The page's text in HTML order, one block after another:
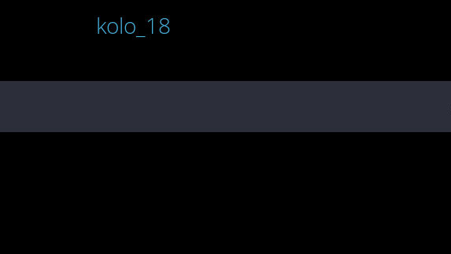
kolo_18